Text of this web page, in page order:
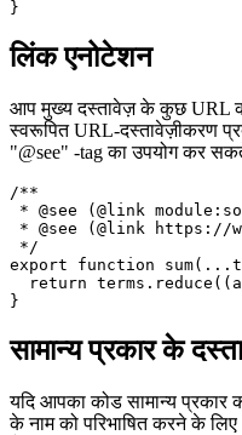
*/
return
लिंक एनोटेशन
आप मुख्य दस्तावेज़ के कुछ URL
स्वरूपित URL-दस्तावेज़ीकरण
"@see" -tag का उपयोग कर
/**
* @see (@link
* @see (@link https://
*/
return
सामान्य प्रकार के